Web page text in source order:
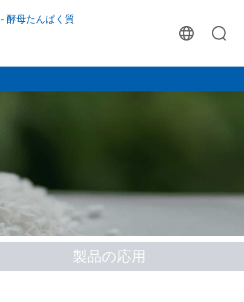
- 酵母たんぱく質
製品の応用